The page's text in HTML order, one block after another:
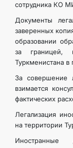
сотрудника КО
Документы
заверенных
образовании
за границей,
Туркменистана в
За совершение
взимается
фактических
Легализация
на территории
Иностранные